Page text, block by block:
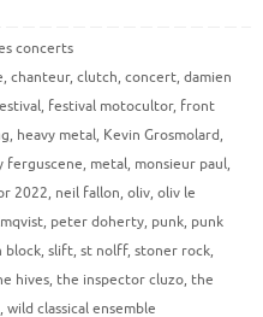
concerts
, chanteur, clutch, concert, damien
, festival motocultor, front
, heavy metal, Kevin Grosmolard,
ferguscene, metal, monsieur paul,
2022, neil fallon, oliv, oliv le
, peter doherty, punk, punk
block, slift, st nolff, stoner rock,
hives, the inspector cluzo, the
, wild classical ensemble